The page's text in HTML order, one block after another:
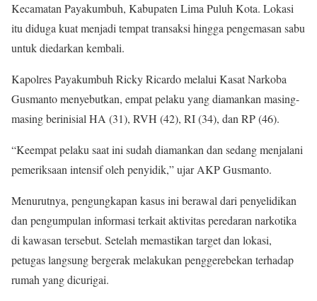
Kecamatan Payakumbuh, Kabupaten Lima Puluh Kota. Lokasi
itu diduga kuat menjadi tempat transaksi hingga pengemasan sabu
untuk diedarkan kembali.
Kapolres Payakumbuh Ricky Ricardo melalui Kasat Narkoba
Gusmanto menyebutkan, empat pelaku yang diamankan masing-
masing berinisial HA (31), RVH (42), RI (34), dan RP (46).
“Keempat pelaku saat ini sudah diamankan dan sedang menjalani
pemeriksaan intensif oleh penyidik,” ujar AKP Gusmanto.
Menurutnya, pengungkapan kasus ini berawal dari penyelidikan
dan pengumpulan informasi terkait aktivitas peredaran narkotika
di kawasan tersebut. Setelah memastikan target dan lokasi,
petugas langsung bergerak melakukan penggerebekan terhadap
rumah yang dicurigai.